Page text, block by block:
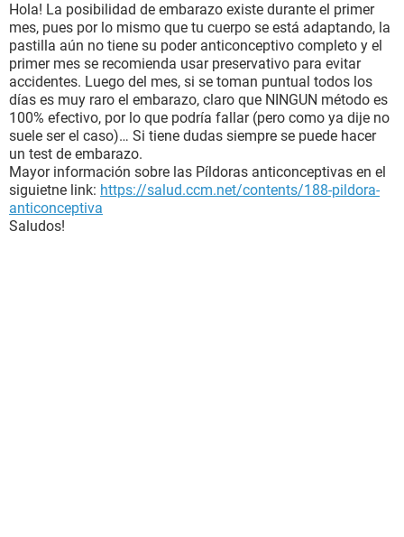
Hola! La posibilidad de embarazo existe durante el primer
mes, pues por lo mismo que tu cuerpo se está adaptando, la
pastilla aún no tiene su poder anticonceptivo completo y el
primer mes se recomienda usar preservativo para evitar
accidentes. Luego del mes, si se toman puntual todos los
días es muy raro el embarazo, claro que NINGUN método es
100% efectivo, por lo que podría fallar (pero como ya dije no
suele ser el caso)… Si tiene dudas siempre se puede hacer
un test de embarazo.
Mayor información sobre las Píldoras anticonceptivas en el
siguietne link: https://salud.ccm.net/contents/188-pildora-
anticonceptiva
Saludos!